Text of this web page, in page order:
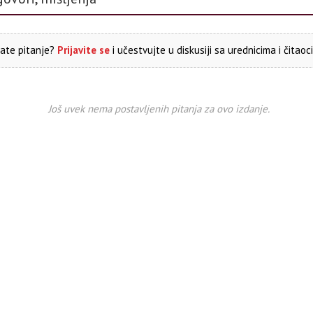
pitanje? Prijavite se i učestvujte u diskusiji sa urednicima i
Još uvek nema postavljenih pitanja za ovo izdanje.